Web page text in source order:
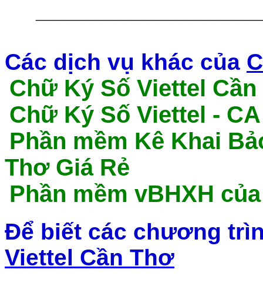
Các dịch vụ khác của
Chữ Ký Số Viettel
Chữ Ký Số Viettel -
Phần mềm Kê Khai
Thơ Giá Rẻ
Phần mềm vBHXH
Để biết các chương
Viettel Cần Thơ